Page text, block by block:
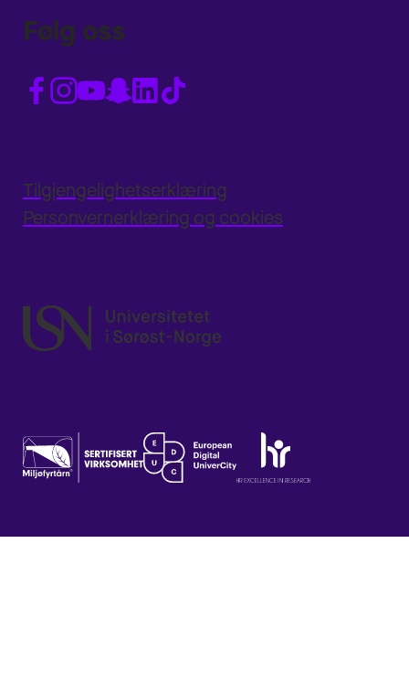
Følg oss
Tilgjengelighetserklæring
Personvernerklæring og cookies